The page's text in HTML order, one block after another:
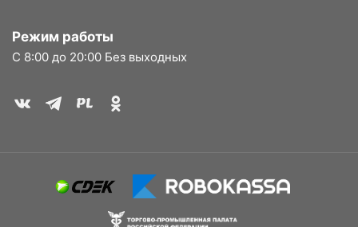
Режим работы
С 8:00 до 20:00 Без выходных